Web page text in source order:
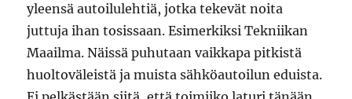
yleensä autoilulehtiä, jotka tekevät noita
juttuja ihan tosissaan. Esimerkiksi Tekniikan
Maailma. Näissä puhutaan vaikkapa pitkistä
huoltoväleistä ja muista sähköautoilun eduista.